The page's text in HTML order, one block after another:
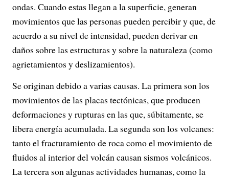
ondas. Cuando estas llegan a la superficie, generan
movimientos que las personas pueden percibir y que, de
acuerdo a su nivel de intensidad, pueden derivar en
daños sobre las estructuras y sobre la naturaleza (como
agrietamientos y deslizamientos).
Se originan debido a varias causas. La primera son los
movimientos de las placas tectónicas, que producen
deformaciones y rupturas en las que, súbitamente, se
libera energía acumulada. La segunda son los volcanes:
tanto el fracturamiento de roca como el movimiento de
fluidos al interior del volcán causan sismos volcánicos.
La tercera son algunas actividades humanas, como la